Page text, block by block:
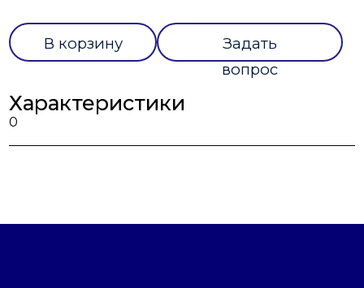
В корзину
Задать
вопрос
Характеристики
0